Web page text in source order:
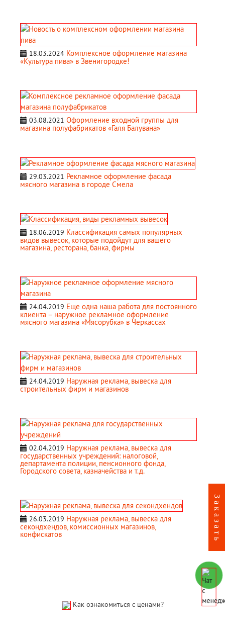
18.03.2024 Комплексное оформление магазина
«Культура пива» в Звенигородке!
03.08.2021 Оформление входной группы для
магазина полуфабрикатов «Галя Балувана»
29.03.2021 Рекламное оформление фасада
мясного магазина в городе Смела
18.06.2019 Классификация самых популярных
видов вывесок, которые подойдут для вашего
магазина, ресторана, банка, фирмы
24.04.2019 Еще одна наша работа для постоянного
клиента – наружное рекламное оформление
мясного магазина «Мясорубка» в Черкассах
24.04.2019 Наружная реклама, вывеска для
строительных фирм и магазинов
02.04.2019 Наружная реклама, вывеска для
государственных учреждений: налоговой,
департамента полиции, пенсионного фонда,
Городского совета, казначейства и т.д.
26.03.2019 Наружная реклама, вывеска для
секондхендов, комиссионных магазинов,
конфискатов
Как ознакомиться с ценами?